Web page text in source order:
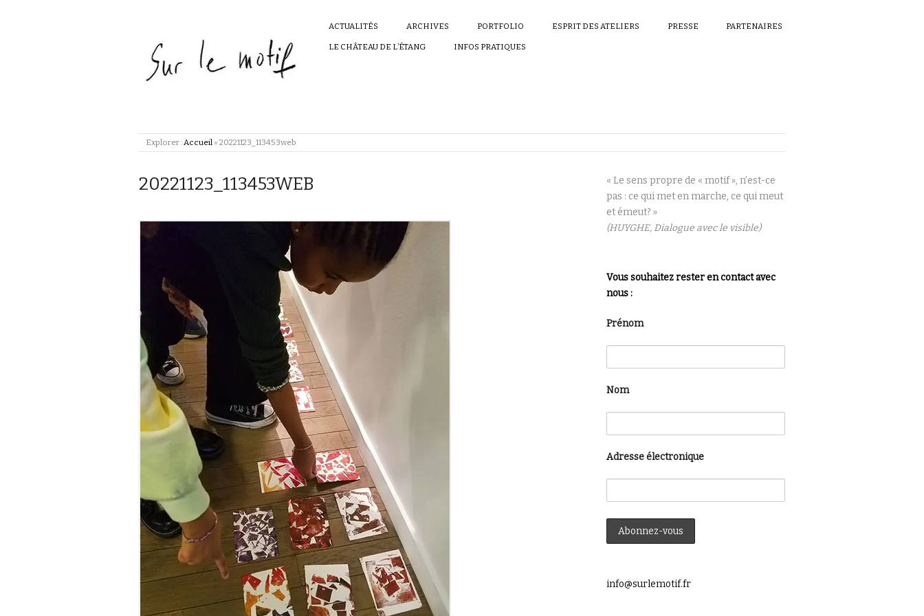
ACTUALITÉS ARCHIVES PORTFOLIO ESPRIT DES ATELIERS PRESSE PARTENAIRES
LE CHÂTEAU DE L’ÉTANG INFOS PRATIQUES
Explorer :Accueil » 20221123_113453web
20221123_113453WEB
« Le sens propre de « motif », n’est-ce
pas : ce qui met en marche, ce qui meut
et émeut? »
(HUYGHE, Dialogue avec le visible)
Vous souhaitez rester en contact avec
nous :
Prénom
Nom
Adresse électronique
info@surlemotif.fr